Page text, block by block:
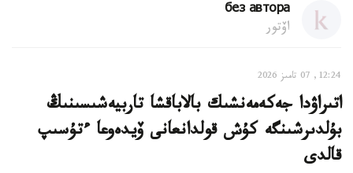
без автора
اۆتور
12:24, 07 تامىز 2026
اتىراۋدا جەكەمەنشىك بالاباقشا تاربيەشىسىنىڭ
بۇلدىرشىنگە كۇش قولدانعانى ۆيدەوعا ءتۇسىپ
قالدى